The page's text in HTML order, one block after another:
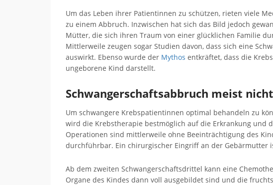
Um das Leben ihrer Patientinnen zu schützen, rieten viele
zu einem Abbruch. Inzwischen hat sich das Bild jedoch
Mütter, die sich ihren Traum von einer glücklichen Familie
Mittlerweile zeugen sogar Studien davon, dass sich eine
auswirkt. Ebenso wurde der Mythos entkräftet, dass die
ungeborene Kind darstellt.
Schwangerschaftsabbruch meist
Um schwangere Krebspatientinnen optimal behandeln zu
wird die Krebstherapie bestmöglich auf die Erkrankung und
Operationen sind mittlerweile ohne Beeinträchtigung des
durchführbar. Ein chirurgischer Eingriff an der Gebärmutter
Ab dem zweiten Schwangerschaftsdrittel kann eine
Organe des Kindes dann voll ausgebildet sind und die